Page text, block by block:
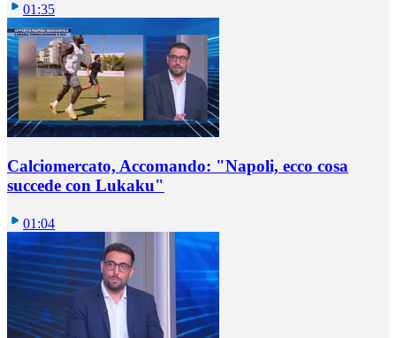
01:35
Calciomercato, Accomando: "Napoli, ecco cosa
succede con Lukaku"
01:04